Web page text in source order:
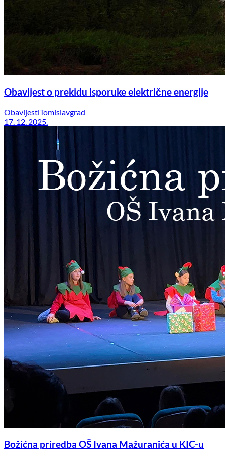
Obavijest o prekidu isporuke električne energije
ObavijestiTomislavgrad
17. 12. 2025.
Božićna priredba OŠ Ivana Mažuranića u KIC-u